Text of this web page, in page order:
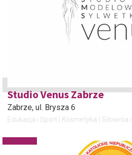
Studio Venus Zabrze
Zabrze, ul. Brysza 6
Edukacja i Sport Kosmetyka Siłownia